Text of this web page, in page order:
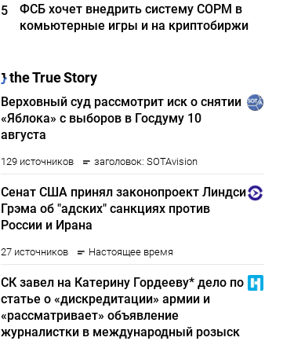
5
ФСБ хочет внедрить систему СОРМ в
комьютерные игры и на криптобиржи